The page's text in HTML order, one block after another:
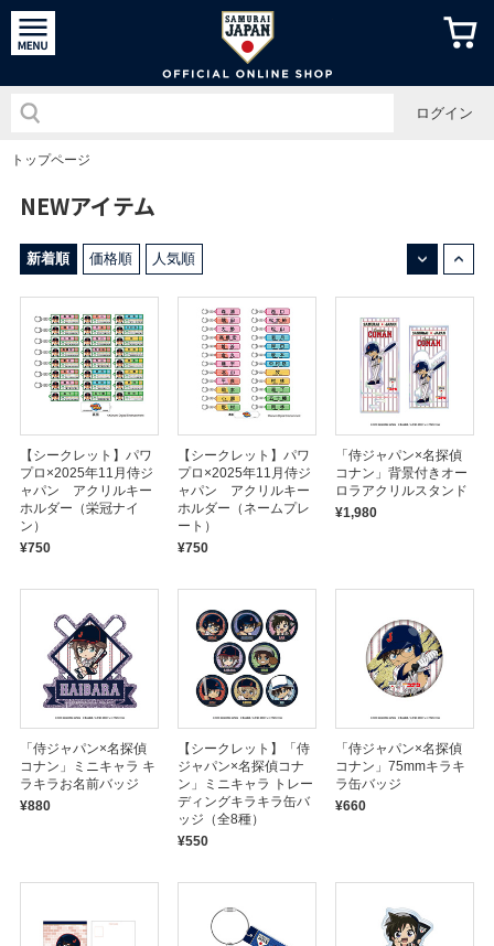
侍ジャパ
ログイン
トップページ
NEWアイテム
新着順 価格順 人気順
【シークレット】パワ
プロ×2025年11月侍ジ
ャパン アクリルキー
ホルダー（栄冠ナイ
ン）
¥750
【シークレット】パワ
プロ×2025年11月侍ジ
ャパン アクリルキー
ホルダー（ネームプレ
ート）
¥750
「侍ジャパン×名探偵
コナン」背景付きオー
ロラアクリルスタンド
¥1,980
「侍ジャパン×名探偵
コナン」ミニキャラ キ
ラキラお名前バッジ
¥880
【シークレット】「侍
ジャパン×名探偵コナ
ン」ミニキャラ トレー
ディングキラキラ缶バ
ッジ（全8種）
¥550
「侍ジャパン×名探偵
コナン」75mmキラキ
ラ缶バッジ
¥660